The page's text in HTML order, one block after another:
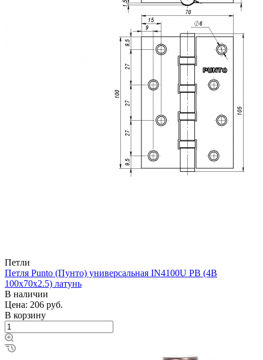
Петли
Петля Punto (Пунто) универсальная IN4100U PB (4B
100х70х2.5) латунь
В наличии
Цена: 206 руб.
В корзину